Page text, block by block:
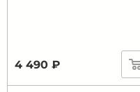
4 490 ₽